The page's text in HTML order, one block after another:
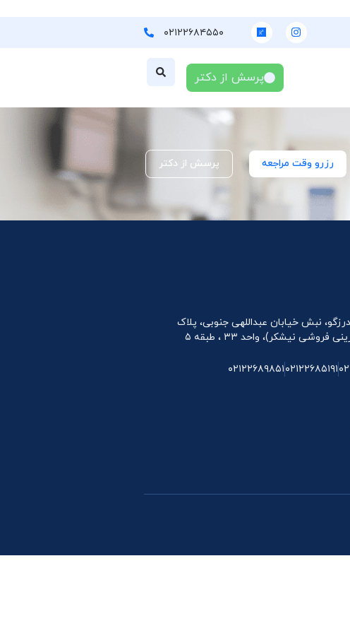
۰۲۱۲۲۶۸۴۵۵۰
پرسش از دکتر
رزرو وقت مراجعه پرسش از دکتر
نبش خیابان عبداللهی جنوبی، پلاک
۰۲۱۲۲۶۸۵۱۹۱۰۲۱۲۲۶۸۹۸۵۱